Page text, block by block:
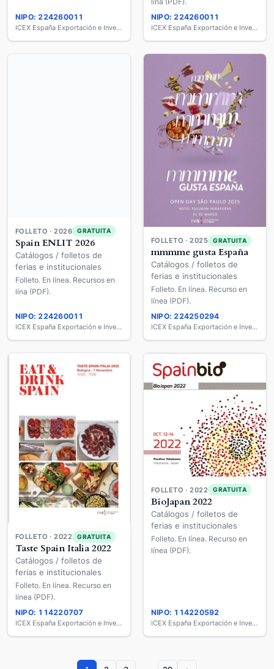
lína (PDF).
NIPO: 224260011
mmmme gusta España
Catálogos / folletos de
ferias e institucionales
Folleto. En línea. Recurso en
línea (PDF).
NIPO: 224250294
FOLLETO · 2022 GRATUITA
Taste Spain Italia 2022
Catálogos / folletos de
ferias e institucionales
Folleto. En línea. Recurso en
NIPO: 114220707
FOLLETO · 2022 GRATUITA
BioJapan 2022
Catálogos / folletos de
ferias e institucionales
Folleto. En línea. Recurso en
NIPO: 114220592
del Estado (CPAGE). Año 2026.